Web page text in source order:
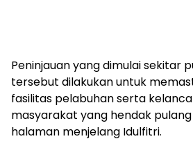
Peninjauan yang dimulai sekitar
tersebut dilakukan untuk
fasilitas pelabuhan serta
masyarakat yang hendak
halaman menjelang Idulfitri.